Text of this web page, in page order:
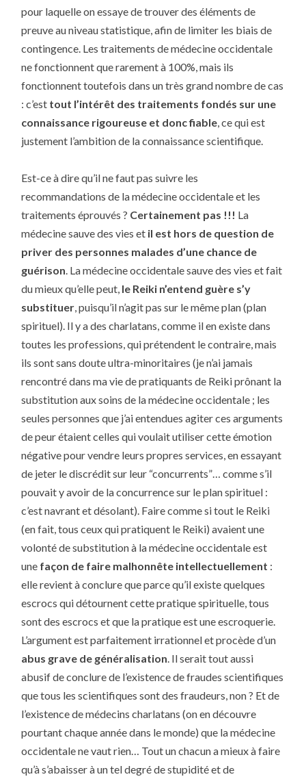
pour laquelle on essaye de trouver des éléments de
preuve au niveau statistique, afin de limiter les biais de
contingence. Les traitements de médecine occidentale
ne fonctionnent que rarement à 100%, mais ils
fonctionnent toutefois dans un très grand nombre de cas
: c’est tout l’intérêt des traitements fondés sur une
connaissance rigoureuse et donc fiable , ce qui est
justement l’ambition de la connaissance scientifique.
Est-ce à dire qu’il ne faut pas suivre les
recommandations de la médecine occidentale et les
traitements éprouvés ? Certainement pas !!! La
médecine sauve des vies et il est hors de question de
priver des personnes malades d’une chance de
guérison. La médecine occidentale sauve des vies et fait
du mieux qu’elle peut, le Reiki n’entend guère s’y
substituer, puisqu’il n’agit pas sur le même plan (plan
spirituel). Il y a des charlatans, comme il en existe dans
toutes les professions, qui prétendent le contraire, mais
ils sont sans doute ultra-minoritaires (je n’ai jamais
rencontré dans ma vie de pratiquants de Reiki prônant la
substitution aux soins de la médecine occidentale ; les
seules personnes que j’ai entendues agiter ces arguments
de peur étaient celles qui voulait utiliser cette émotion
négative pour vendre leurs propres services, en essayant
de jeter le discrédit sur leur “concurrents”… comme s’il
pouvait y avoir de la concurrence sur le plan spirituel :
c’est navrant et désolant). Faire comme si tout le Reiki
(en fait, tous ceux qui pratiquent le Reiki) avaient une
volonté de substitution à la médecine occidentale est
une façon de faire malhonnête intellectuellement :
elle revient à conclure que parce qu’il existe quelques
escrocs qui détournent cette pratique spirituelle, tous
sont des escrocs et que la pratique est une escroquerie.
L’argument est parfaitement irrationnel et procède d’un
abus grave de généralisation. Il serait tout aussi
abusif de conclure de l’existence de fraudes scientifiques
que tous les scientifiques sont des fraudeurs, non ? Et de
l’existence de médecins charlatans (on en découvre
pourtant chaque année dans le monde) que la médecine
occidentale ne vaut rien… Tout un chacun a mieux à faire
qu’à s’abaisser à un tel degré de stupidité et de